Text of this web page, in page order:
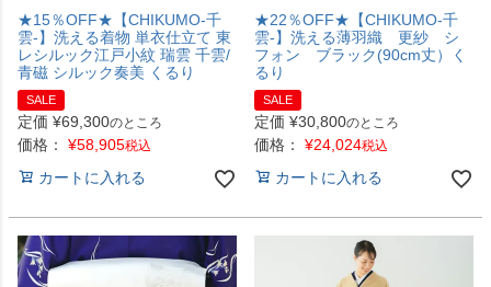
★15％OFF★【CHIKUMO-千
雲-】洗える着物 単衣仕立て 東
レシルック江戸小紋 瑞雲 千雲/
青磁 シルック奏美 くるり
SALE
定価 ¥69,300のところ
価格： ¥58,905税込
カートに入れる
★22％OFF★【CHIKUMO-千
雲-】洗える薄羽織 更紗 シ
フォン ブラック(90cm丈）く
るり
SALE
定価 ¥30,800のところ
価格： ¥24,024税込
カートに入れる